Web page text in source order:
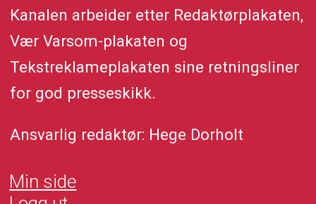
Kanalen arbeider etter Redaktørplakaten,
Vær Varsom-plakaten og
Tekstreklameplakaten sine retningsliner
for god presseskikk.
Ansvarlig redaktør: Hege Dorholt
Min side